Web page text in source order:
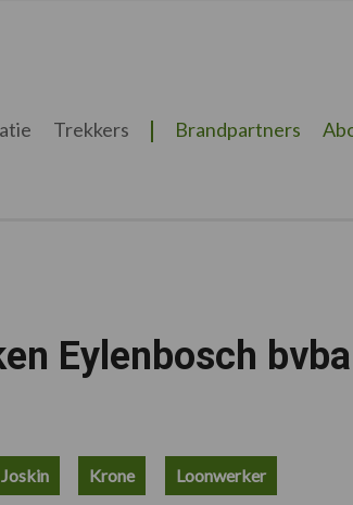
Trekkers Brandpartners
Eylenbosch bvba
Joskin Krone Loonwerker